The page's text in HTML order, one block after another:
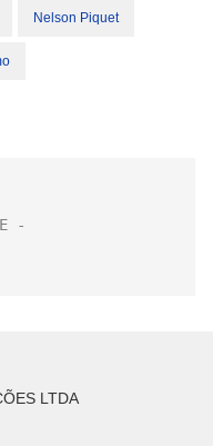
Nelson Piquet
LTDA